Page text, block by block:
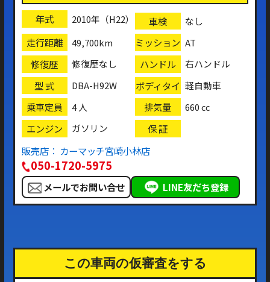
年式 2010年（H22） 車検 なし
走行距離 49,700km ミッション AT
修復歴 修復歴なし ハンドル 右ハンドル
型 式 DBA-H92W
ボディタイ
プ
軽自動車
乗車定員 4 人 排気量 660 cc
エンジン ガソリン
保 証
販売店： カーマッチ宮崎小林店
050-1720-5975
メールでお問い合せ LINE友だち登録
この車両の仮審査をする